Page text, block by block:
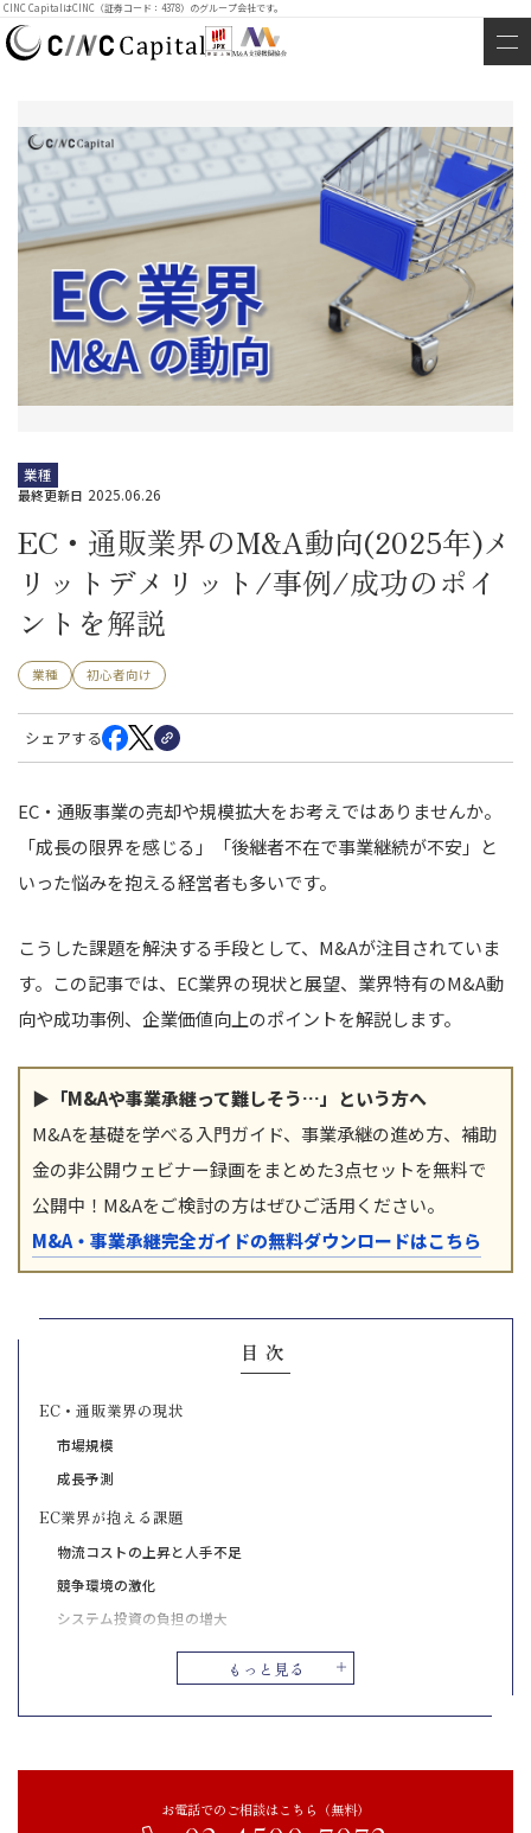
CINC CapitalはCINC（証券コード：4378）のグループ会社です。
業種
最終更新日 2025.06.26
EC・通販業界のM&A動向(2025年)メ
リットデメリット/事例/成功のポイ
ントを解説
業種 初心者向け
シェアする
EC・通販事業の売却や規模拡大をお考えではありませんか。
「成長の限界を感じる」「後継者不在で事業継続が不安」と
いった悩みを抱える経営者も多いです。
こうした課題を解決する手段として、M&Aが注目されていま
す。この記事では、EC業界の現状と展望、業界特有のM&A動
向や成功事例、企業価値向上のポイントを解説します。
▶「M&Aや事業承継って難しそう…」という方へ
M&Aを基礎を学べる入門ガイド、事業承継の進め方、補助
金の非公開ウェビナー録画をまとめた3点セットを無料で
公開中！M&Aをご検討の方はぜひご活用ください。
M&A・事業承継完全ガイドの無料ダウンロードはこちら
目次
もっと見る
EC・通販業界の現状
市場規模
成長予測
EC業界が抱える課題
物流コストの上昇と人手不足
競争環境の激化
システム投資の負担の増大
EC・通販業界におけるM&Aの特徴
お電話でのご相談はこちら（無料）